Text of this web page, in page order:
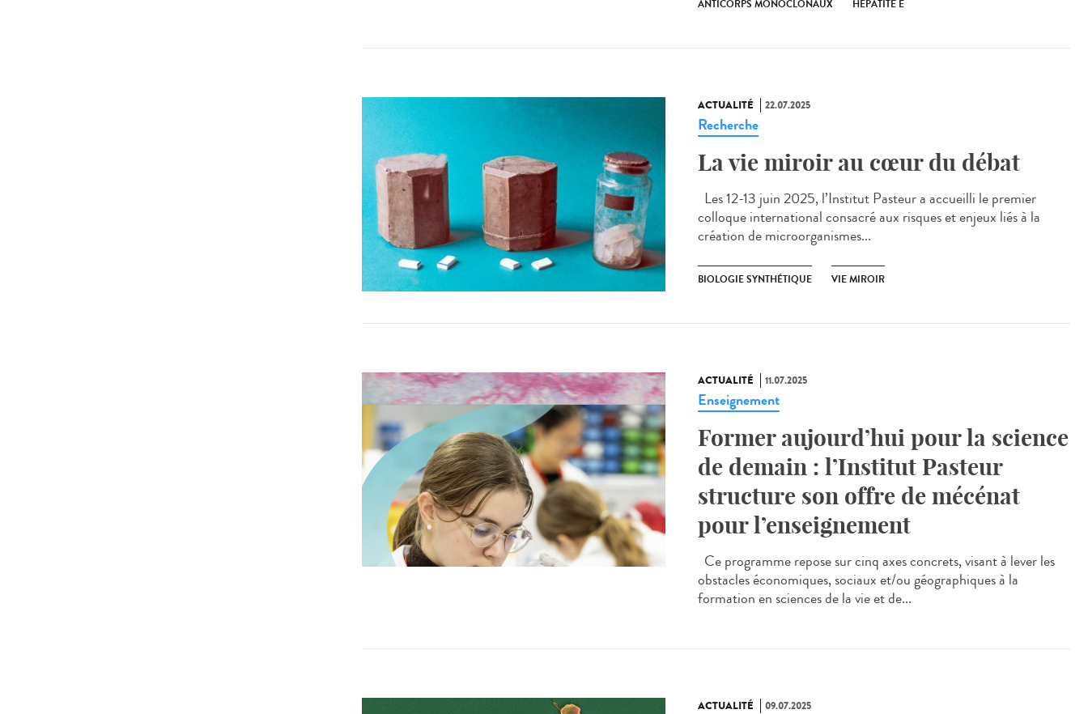
ANTICORPS MONOCLONAUX HÉPATITE E
ACTUALITÉ 22.07.2025
Recherche
La vie miroir au cœur du débat
Les 12-13 juin 2025, l’Institut Pasteur a accueilli le premier
colloque international consacré aux risques et enjeux liés à la
création de microorganismes...
BIOLOGIE SYNTHÉTIQUE VIE MIROIR
ACTUALITÉ 11.07.2025
Enseignement
Former aujourd’hui pour la science
de demain : l’Institut Pasteur
structure son offre de mécénat
pour l’enseignement
Ce programme repose sur cinq axes concrets, visant à lever les
obstacles économiques, sociaux et/ou géographiques à la
formation en sciences de la vie et de...
ACTUALITÉ 09.07.2025